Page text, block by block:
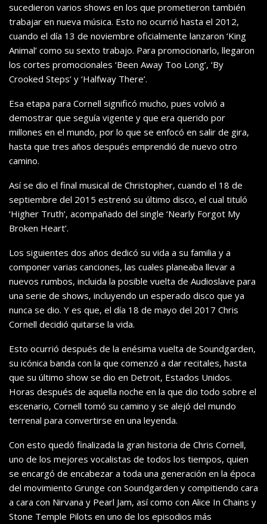
sucedieron varios shows en los que prometieron también
trabajar en nueva música. Esto no ocurrió hasta el 2012,
cuando el día 13 de noviembre oficialmente lanzaron ‘King
Animal’ como su sexto trabajo. Para promocionarlo, llegaron
los cortes promocionales ‘Been Away Too Long’, ‘By
Crooked Steps’ y ‘Halfway There’.
Esa etapa para Cornell significó mucho, pues volvió a
demostrar que seguía vigente y que era querido por
millones en el mundo, por lo que se enfocó en salir de gira,
hasta que tres años después emprendió de nuevo otro
camino.
Así se dio el final musical de Christopher, cuando el 18 de
septiembre del 2015 estrenó su último disco, el cual tituló
‘Higher Truth’, acompañado del single ‘Nearly Forgot My
Broken Heart’.
Los siguientes dos años dedicó su vida a su familia y a
componer varias canciones, las cuales planeaba llevar a
nuevos rumbos, incluida la posible vuelta de Audioslave para
una serie de shows, incluyendo un esperado disco que ya
nunca se dio. Y es que, el día 18 de mayo del 2017 Chris
Cornell decidió quitarse la vida.
Esto ocurrió después de la enésima vuelta de Soundgarden,
su icónica banda con la que comenzó a dar recitales, hasta
que su último show se dio en Detroit, Estados Unidos.
Horas después de aquella noche en la que dio todo sobre el
escenario, Cornell tomó su camino y se alejó del mundo
terrenal para convertirse en una leyenda.
Con esto quedó finalizada la gran historia de Chris Cornell,
uno de los mejores vocalistas de todos los tiempos, quien
se encargó de encabezar a toda una generación en la época
del movimiento Grunge con Soundgarden y compitiendo cara
a cara con Nirvana y Pearl Jam, así como con Alice In Chains y
Stone Temple Pilots en uno de los episodios más